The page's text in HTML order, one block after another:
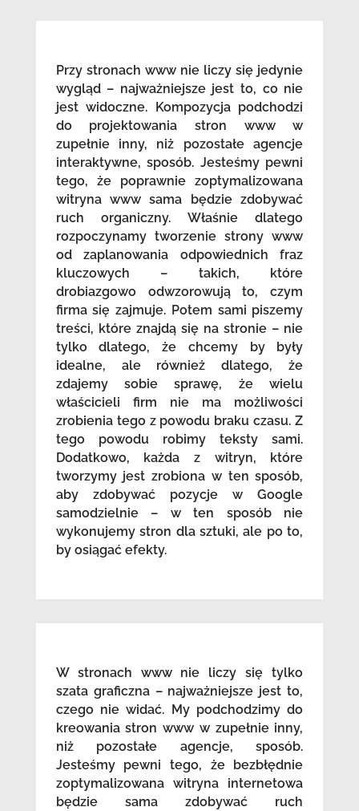
Przy stronach www nie liczy się jedynie
wygląd – najważniejsze jest to, co nie
jest widoczne. Kompozycja podchodzi
do projektowania stron www w
zupełnie inny, niż pozostałe agencje
interaktywne, sposób. Jesteśmy pewni
tego, że poprawnie zoptymalizowana
witryna www sama będzie zdobywać
ruch organiczny. Właśnie dlatego
rozpoczynamy tworzenie strony www
od zaplanowania odpowiednich fraz
kluczowych – takich, które
drobiazgowo odwzorowują to, czym
firma się zajmuje. Potem sami piszemy
treści, które znajdą się na stronie – nie
tylko dlatego, że chcemy by były
idealne, ale również dlatego, że
zdajemy sobie sprawę, że wielu
właścicieli firm nie ma możliwości
zrobienia tego z powodu braku czasu. Z
tego powodu robimy teksty sami.
Dodatkowo, każda z witryn, które
tworzymy jest zrobiona w ten sposób,
aby zdobywać pozycje w Google
samodzielnie – w ten sposób nie
wykonujemy stron dla sztuki, ale po to,
by osiągać efekty.
W stronach www nie liczy się tylko
szata graficzna – najważniejsze jest to,
czego nie widać. My podchodzimy do
kreowania stron www w zupełnie inny,
niż pozostałe agencje, sposób.
Jesteśmy pewni tego, że bezbłędnie
zoptymalizowana witryna internetowa
będzie sama zdobywać ruch